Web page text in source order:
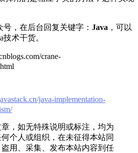
号，在后台回复关键字： Java ，可以
术干货。
crane-
java-implementation-
，如无特殊说明或标注，均为
个人或组织，在未征得本站同
用、采集、发布本站内容到任